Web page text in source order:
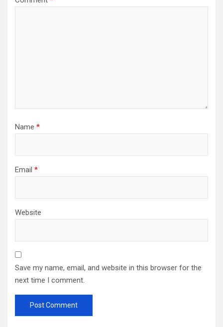
Name *
Email *
Website
Save my name, email, and website in this browser for the
next time I comment.